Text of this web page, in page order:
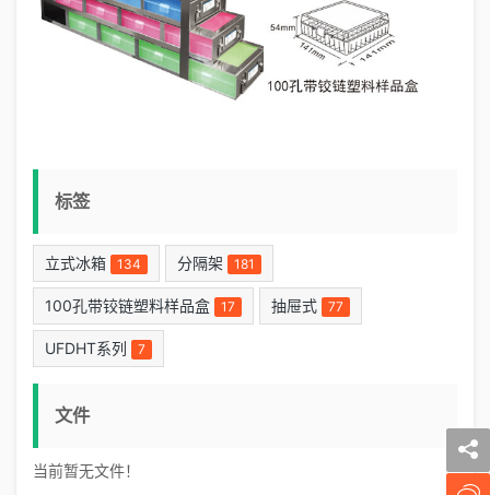
标签
立式冰箱 134 分隔架 181
100孔带铰链塑料样品盒 17 抽屉式 77
UFDHT系列 7
文件
当前暂无文件！